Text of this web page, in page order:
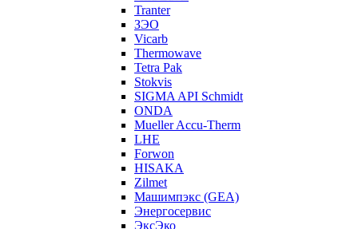
Tranter
ЗЭО
Vicarb
Thermowave
Tetra Pak
Stokvis
SIGMA API Schmidt
ONDA
Mueller Accu-Therm
LHE
Forwon
HISAKA
Zilmet
Машимпэкс (GEA)
Энергосервис
ЭксЭко